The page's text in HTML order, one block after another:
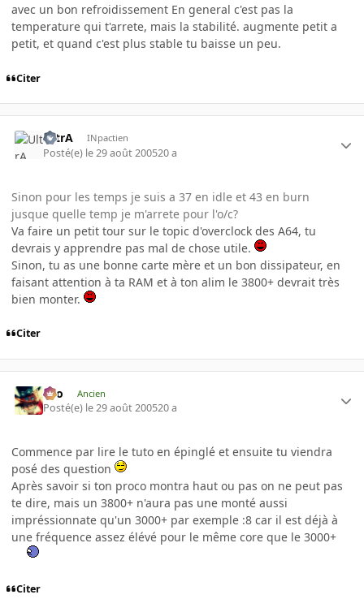
avec un bon refroidissement En general c'est pas la
temperature qui t'arrete, mais la stabilité. augmente petit a
petit, et quand c'est plus stable tu baisse un peu.
Citer
UltrA INpactien
Posté(e) le 29 août 200520 a
Sinon pour les temps je suis a 37 en idle et 43 en burn
jusque quelle temp je m'arrete pour l'o/c?
Va faire un petit tour sur le topic d'overclock des A64, tu
devrais y apprendre pas mal de chose utile.
Sinon, tu as une bonne carte mère et un bon dissipateur, en
faisant attention à ta RAM et à ton alim le 3800+ devrait très
bien monter.
Citer
eYo Ancien
Posté(e) le 29 août 200520 a
Commence par lire le tuto en épinglé et ensuite tu viendra
posé des question
Après savoir si ton proco montra haut ou pas on ne peut pas
te dire, mais un 3800+ n'aura pas une monté aussi
impréssionnate qu'un 3000+ par exemple :8 car il est déjà à
une fréquence assez élévé pour le même core que le 3000+
Citer